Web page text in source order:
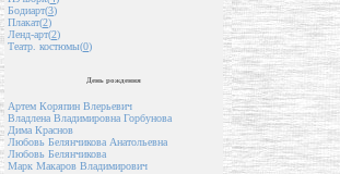
Бодиарт(3)
Плакат(2)
Ленд-арт(2)
Театр. костюмы(0)
День рождения
Артем Коряпин Влерьевич
Владлена Владимировна Горбунова
Дима Краснов
Любовь Белянчикова Анатольевна
Любовь Белянчикова
Марк Макаров Владимирович